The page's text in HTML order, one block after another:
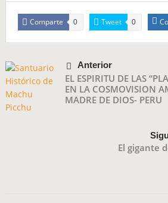
Comparte 0 Tweet 0
Anterior
EL ESPIRITU DE LAS
EN LA COSMOVISION
MADRE DE DIOS- PERU
El gigante